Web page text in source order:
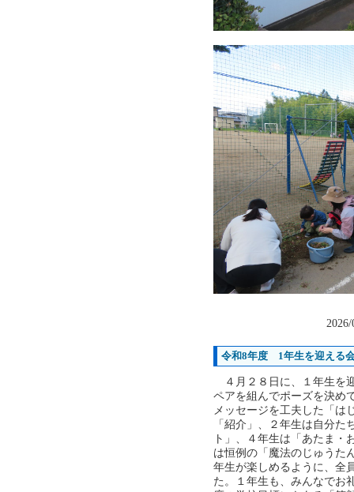
令和8年度 1年生を迎える
４月２８日に、１年生を
ペアを組んでポーズを決め
メッセージを工夫した「は
「紹介」、２年生は自分
ト」、４年生は「あたま・
は恒例の「魔法のじゅうた
年生が楽しめるように、全
た。１年生も、みんなでお